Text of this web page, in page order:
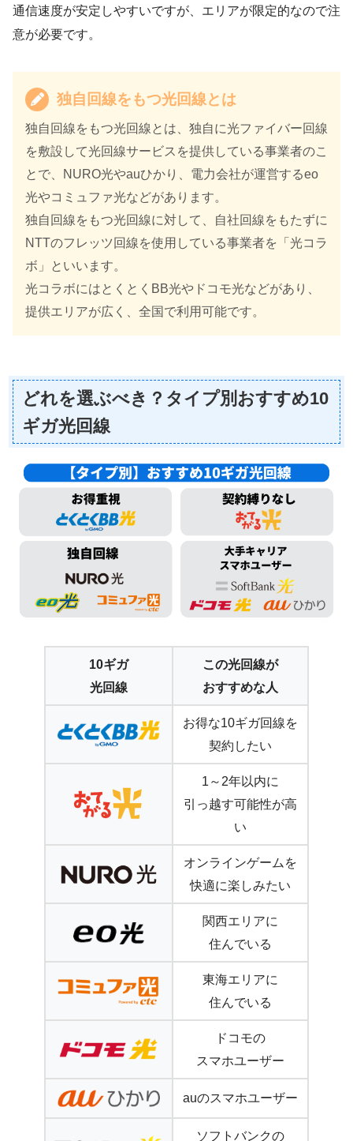
通信速度が安定しやすいですが、エリアが限定的なので注
意が必要です。
独自回線をもつ光回線とは
独自回線をもつ光回線とは、独自に光ファイバー回線
を敷設して光回線サービスを提供している事業者のこ
とで、NURO光やauひかり、電力会社が運営するeo
光やコミュファ光などがあります。
独自回線をもつ光回線に対して、自社回線をもたずに
NTTのフレッツ回線を使用している事業者を「光コラ
ボ」といいます。
光コラボにはとくとくBB光やドコモ光などがあり、
提供エリアが広く、全国で利用可能です。
どれを選ぶべき？タイプ別おすすめ10
ギガ光回線
10ギガ
光回線
この光回線が
おすすめな人
お得な10ギガ回線を
契約したい
1～2年以内に
引っ越す可能性が高
い
オンラインゲームを
快適に楽しみたい
関西エリアに
住んでいる
東海エリアに
住んでいる
ドコモの
スマホユーザー
auのスマホユーザー
ソフトバンクの